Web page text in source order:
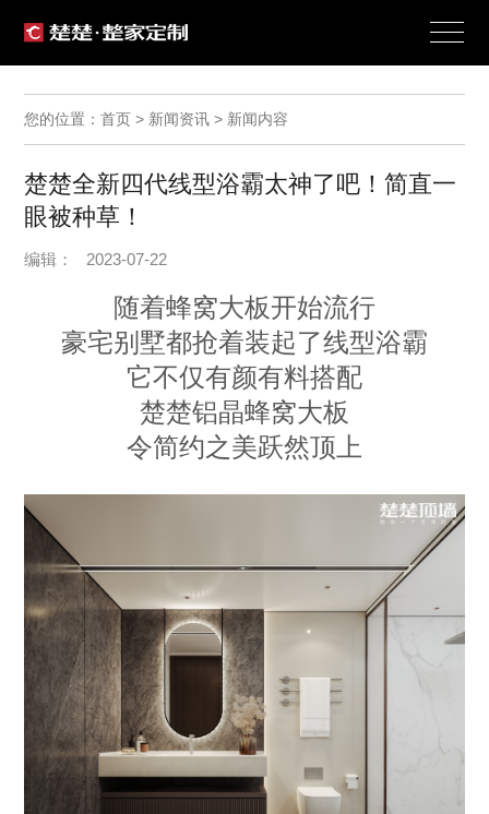
您的位置：首页 > 新闻资讯 > 新闻内容
楚楚全新四代线型浴霸太神了吧！简直一
眼被种草！
编辑： 2023-07-22
随着蜂窝大板开始流行
豪宅别墅都抢着装起了线型浴霸
它不仅有颜有料搭配
楚楚铝晶蜂窝大板
令简约之美跃然顶上